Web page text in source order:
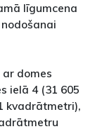
līgumcena
domes
ielā 4 (31 605
kvadrātmetri),